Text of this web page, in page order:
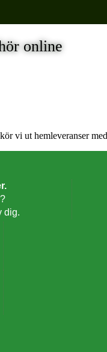
online
vi ut hemleveranser
dig.